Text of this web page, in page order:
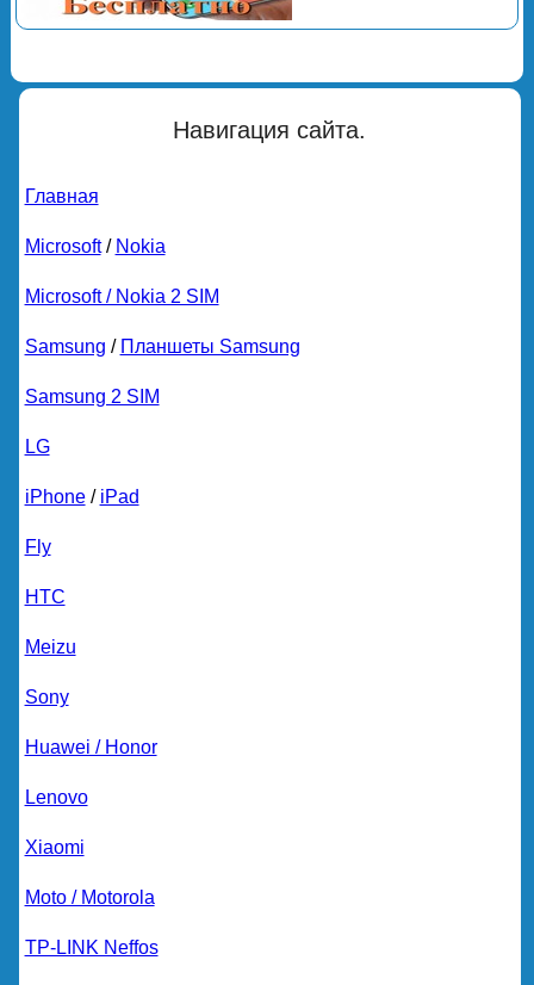
Навигация сайта.
Главная
Microsoft/ Nokia
Microsoft / Nokia 2 SIM
Samsung / Планшеты Samsung
Samsung 2 SIM
LG
iPhone/ iPad
Fly
HTC
Meizu
Sony
Huawei / Honor
Lenovo
Xiaomi
Moto / Motorola
TP-LINK Neffos